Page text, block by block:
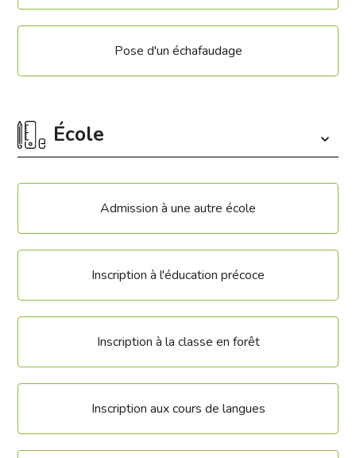
Pose d'un échafaudage
École
Admission à une autre école
Inscription à l'éducation précoce
Inscription à la classe en forêt
Inscription aux cours de langues